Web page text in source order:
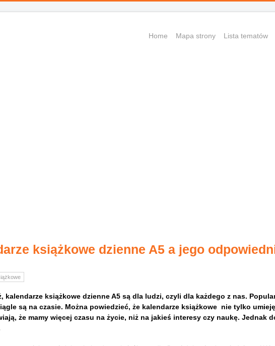
Home Mapa strony Lista tematów
książkowe dzienne A5 a jego
kalendarze książkowe dzienne A5 są dla ludzi, czyli dla każdego z nas.
są na czasie. Można powiedzieć, że kalendarze książkowe nie tylko
że mamy więcej czasu na życie, niż na jakieś interesy czy naukę. Jednak